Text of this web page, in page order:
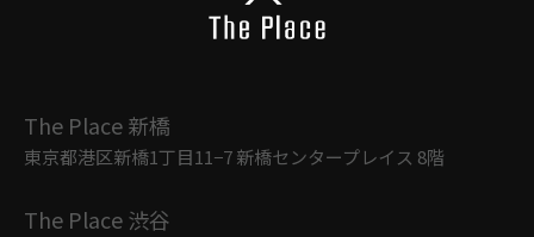
The Place 新橋
東京都港区新橋1丁目11−7 新橋センタープレイス 8階
The Place 渋谷